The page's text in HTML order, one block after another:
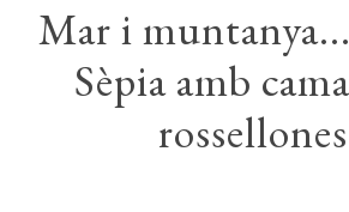
Mar i
Sèpia amb